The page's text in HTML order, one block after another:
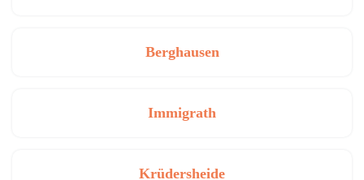
Berghausen
Immigrath
Krüdersheide